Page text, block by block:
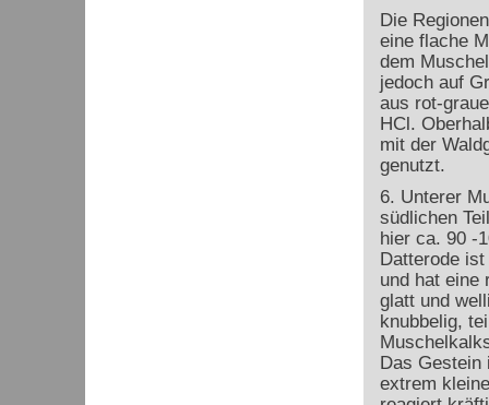
Die
eine flache
dem
jedoch auf
aus rot-
HCl.
mit der
genutzt.
6. Unterer
südlichen
hier ca. 90 -
Datterode
und hat eine
glatt und
knubbelig,
Das Gestein
extrem